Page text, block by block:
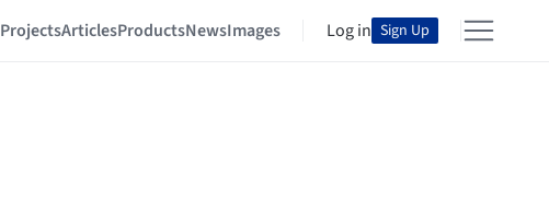
ProjectsArticlesProductsNewsImages Log in Sign Up